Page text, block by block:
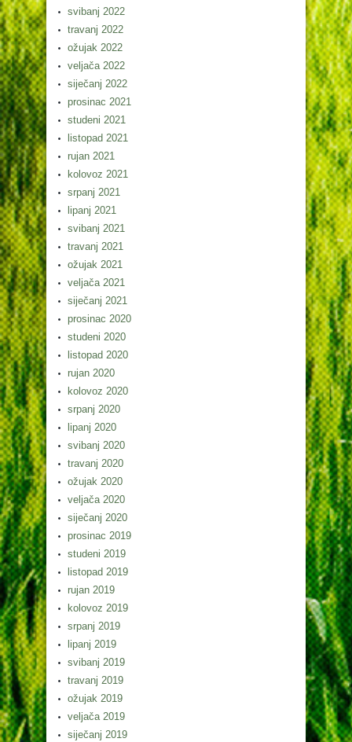
svibanj 2022
travanj 2022
ožujak 2022
veljača 2022
siječanj 2022
prosinac 2021
studeni 2021
listopad 2021
rujan 2021
kolovoz 2021
srpanj 2021
lipanj 2021
svibanj 2021
travanj 2021
ožujak 2021
veljača 2021
siječanj 2021
prosinac 2020
studeni 2020
listopad 2020
rujan 2020
kolovoz 2020
srpanj 2020
lipanj 2020
svibanj 2020
travanj 2020
ožujak 2020
veljača 2020
siječanj 2020
prosinac 2019
studeni 2019
listopad 2019
rujan 2019
kolovoz 2019
srpanj 2019
lipanj 2019
svibanj 2019
travanj 2019
ožujak 2019
veljača 2019
siječanj 2019